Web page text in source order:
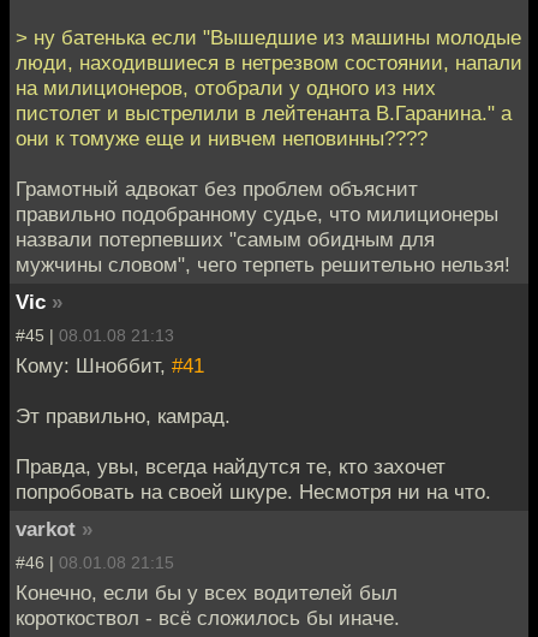
> ну батенька если "Вышедшие из машины молодые
люди, находившиеся в нетрезвом состоянии, напали
на милиционеров, отобрали у одного из них
пистолет и выстрелили в лейтенанта В.Гаранина." а
они к томуже еще и нивчем неповинны????
Грамотный адвокат без проблем объяснит
правильно подобранному судье, что милиционеры
назвали потерпевших "самым обидным для
мужчины словом", чего терпеть решительно нельзя!
Vic »
#45 | 08.01.08 21:13
Кому: Шноббит, #41
Эт правильно, камрад.
Правда, увы, всегда найдутся те, кто захочет
попробовать на своей шкуре. Несмотря ни на что.
varkot »
#46 | 08.01.08 21:15
Конечно, если бы у всех водителей был
короткоствол - всё сложилось бы иначе.